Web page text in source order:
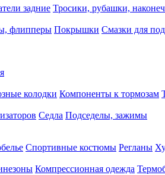
задние Тросики, рубашки,
флипперы Покрышки Смазки для
колодки Компоненты к тормозам
Седла Подседелы, зажимы
Спортивные костюмы Регланы
Компрессионная одежда